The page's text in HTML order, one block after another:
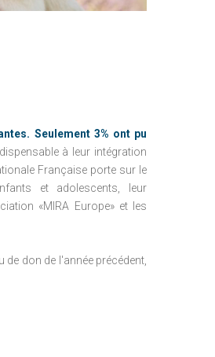
Seulement 3% ont pu
à leur intégration
Française porte sur le
et adolescents, leur
«MIRA Europe» et les
de don de l'année précédent,